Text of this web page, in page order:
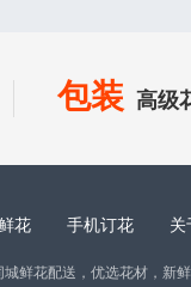
包装 高级
花 手机订花 关
鲜花配送，优选花材，新